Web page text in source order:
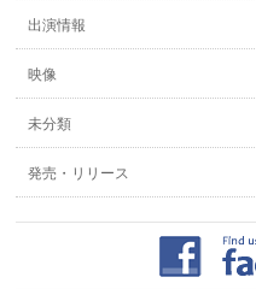
出演情報
映像
未分類
発売・リリース